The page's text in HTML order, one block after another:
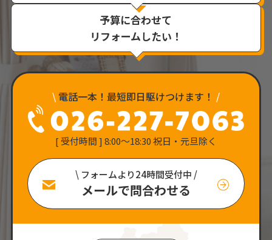
予算に合わせて
リフォームしたい！
\ 電話一本！最短即日駆けつけます！ /
[ 受付時間 ] 8:00〜18:30 祝日・元旦除く
\ フォームより24時間受付中 /
メールで問合わせる